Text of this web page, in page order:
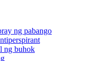
ng pabango
ng buhok